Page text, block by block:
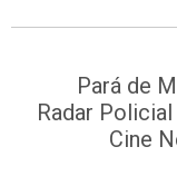
Pará de
Radar Policial
Cine